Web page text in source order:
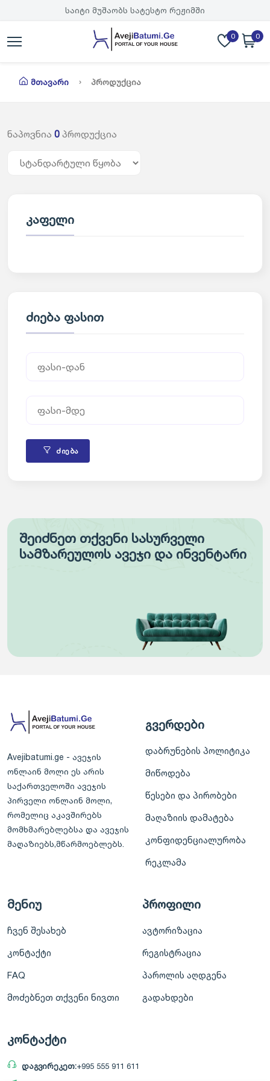
საიტი მუშაობს სატესტო რეჟიმში
0 0
Მთავარი Პროდუქცია
ნაპოვნია 0 პროდუქცია
კაფელი
ძიება ფასით
ძიება
შეიძნეთ თქვენი სასურველი
სამზარეულოს ავეჯი და ინვენტარი
Avejibatumi.ge - ავეჯის
ონლაინ მოლი ეს არის
საქართველოში ავეჯის
პირველი ონლაინ მოლი,
რომელიც აკავშირებს
მომხმარებლებსა და ავეჯის
მაღაზიებს,მწარმოებლებს.
გვერდები
დაბრუნების პოლიტიკა
მიწოდება
წესები და პირობები
მაღაზიის დამატება
კონფიდენციალურობა
რეკლამა
მენიუ
ჩვენ შესახებ
კონტაქტი
FAQ
მოძებნეთ თქვენი ნივთი
პროფილი
ავტორიზაცია
რეგისტრაცია
პაროლის აღდგენა
გადახდები
კონტაქტი
დაგვირეკეთ:+995 555 911 611